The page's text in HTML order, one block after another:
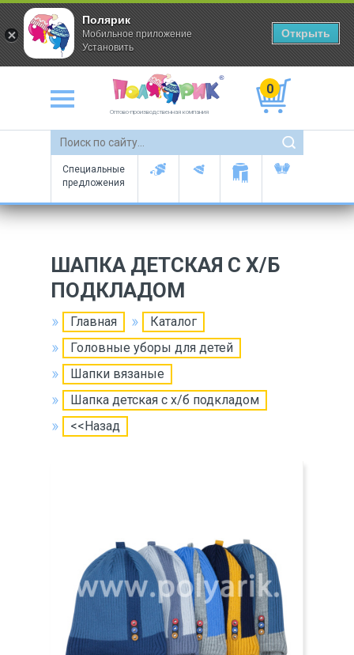
Оптово-производственная компания
0
Специальные
предложения
ШАПКА ДЕТСКАЯ С Х/Б
ПОДКЛАДОМ
Главная
Каталог
Головные уборы для детей
Шапки вязаные
Шапка детская с х/б подкладом
<<Назад
Полярик
Мобильное приложение
Установить
Открыть